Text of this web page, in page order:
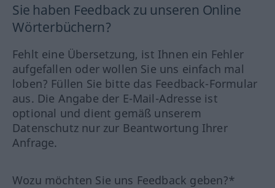
Sie haben Feedback zu unseren Online
Wörterbüchern?
Fehlt eine Übersetzung, ist Ihnen ein Fehler
aufgefallen oder wollen Sie uns einfach mal
loben? Füllen Sie bitte das Feedback-Formular
aus. Die Angabe der E-Mail-Adresse ist
optional und dient gemäß unserem
Datenschutz nur zur Beantwortung Ihrer
Anfrage.
Wozu möchten Sie uns Feedback geben?*